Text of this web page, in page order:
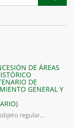
DE ÁREAS
DE
GENERAL Y
regular...